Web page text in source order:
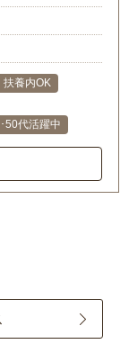
扶養内OK
50代活躍中